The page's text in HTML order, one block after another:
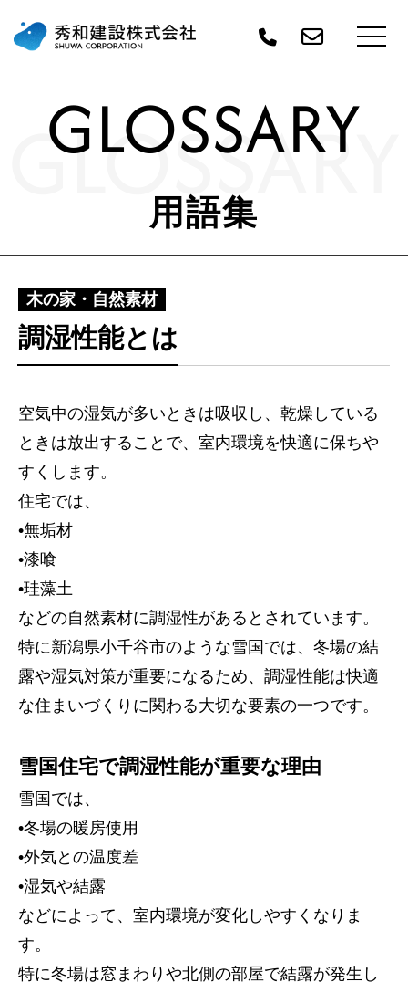
GLOSSARY
GLOSSARY
用語集
木の家・自然素材
調湿性能とは
空気中の湿気が多いときは吸収し、乾燥している
ときは放出することで、室内環境を快適に保ちや
すくします。
住宅では、
•無垢材
•漆喰
•珪藻土
などの自然素材に調湿性があるとされています。
特に新潟県小千谷市のような雪国では、冬場の結
露や湿気対策が重要になるため、調湿性能は快適
な住まいづくりに関わる大切な要素の一つです。
雪国住宅で調湿性能が重要な理由
雪国では、
•冬場の暖房使用
•外気との温度差
•湿気や結露
などによって、室内環境が変化しやすくなりま
す。
特に冬場は窓まわりや北側の部屋で結露が発生し